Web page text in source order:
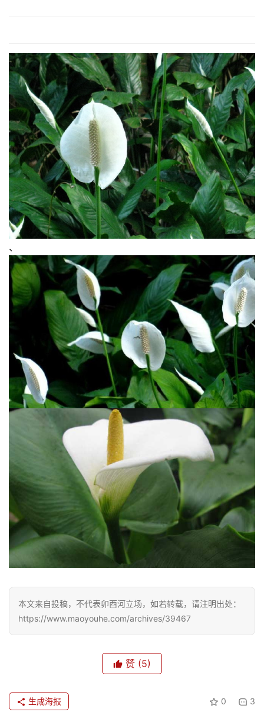
页
文
感
旅
游
儿
专
题
登录 注册
、
本文来自投稿，不代表卯酉河立场，如若转载，请注明出处：
https://www.maoyouhe.com/archives/39467
赞 (5)
0 3
生成海报